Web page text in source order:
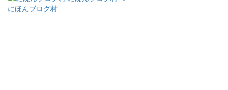
にほんブログ村